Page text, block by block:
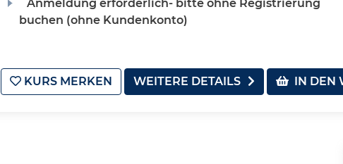
Anmeldung erforderlich- bitte ohne Registrierung
buchen (ohne Kundenkonto)
KURS MERKEN WEITERE DETAILS IN DEN